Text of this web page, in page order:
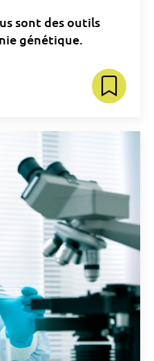
sont des outils
génétique.